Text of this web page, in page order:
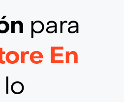
para
En